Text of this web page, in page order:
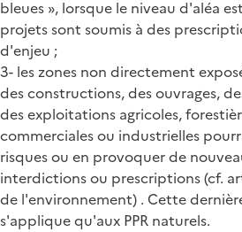
bleues », lorsque le niveau d'aléa
projets sont soumis à des
d'enjeu ;
3- les zones non directement
des constructions, des ouvrages,
des exploitations agricoles,
commerciales ou industrielles
risques ou en provoquer de
interdictions ou prescriptions (cf.
de l'environnement) . Cette
s'applique qu'aux PPR naturels.